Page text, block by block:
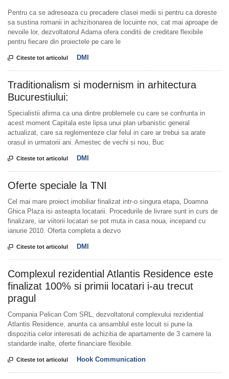
Pentru ca se adreseaza cu precadere clasei medii si pentru ca doreste
sa sustina romanii in achizitionarea de locuinte noi, cat mai aproape de
nevoile lor, dezvoltatorul Adama ofera conditii de creditare flexibile
pentru fiecare din proiectele pe care le
 Citeste tot articolul DMI
Traditionalism si modernism in arhitectura
Bucurestiului:
Specialistii afirma ca una dintre problemele cu care se confrunta in
acest moment Capitala este lipsa unui plan urbanistic general
actualizat, care sa reglementeze clar felul in care ar trebui sa arate
orasul in urmatorii ani. Amestec de vechi si nou, Buc
 Citeste tot articolul DMI
Oferte speciale la TNI
Cel mai mare proiect imobiliar finalizat intr-o singura etapa, Doamna
Ghica Plaza isi asteapta locatarii. Procedurile de livrare sunt in curs de
finalizare, iar viitorii locatari se pot muta in casa noua, incepand cu
ianurie 2010. Oferta completa a dezvo
 Citeste tot articolul DMI
Complexul rezidential Atlantis Residence este
finalizat 100% si primii locatari i-au trecut
pragul
Compania Pelican Com SRL, dezvoltatorul complexului rezidential
Atlantis Residence, anunta ca ansamblul este locuit si pune la
dispozitia celor interesati de achizitia de apartamente de 3 camere la
standarde inalte, oferte financiare flexibile.
 Citeste tot articolul Hook Communication